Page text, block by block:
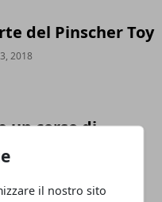
il nostro sito
del Pinscher Toy
2018
un corso di
cani?